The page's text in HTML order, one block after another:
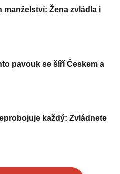
manželství: Žena zvládla i
pavouk se šíří Českem a
každý: Zvládnete